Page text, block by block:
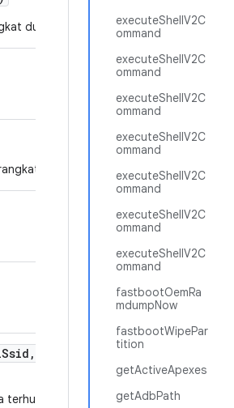
executeShellV2C
ommand
executeShellV2C
ommand
executeShellV2C
ommand
executeShellV2C
ommand
executeShellV2C
ommand
executeShellV2C
ommand
executeShellV2C
ommand
fastbootOemRa
mdumpNow
fastbootWipePar
tition
getActiveApexes
getAdbPath
dukungan minimum.
Ssid , Psk,boolean scan
terhubung jika perangkat saat ini tidak